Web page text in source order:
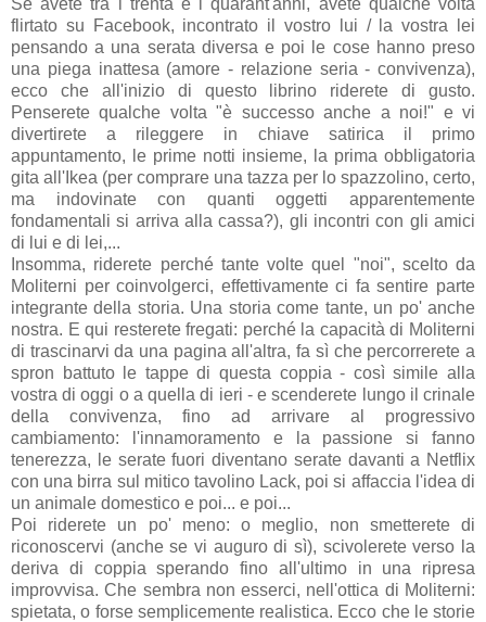
flirtato su Facebook, incontrato il vostro lui / la vostra lei
pensando a una serata diversa e poi le cose hanno preso
una piega inattesa (amore - relazione seria - convivenza),
ecco che all'inizio di questo librino riderete di gusto.
Penserete qualche volta "è successo anche a noi!" e vi
divertirete a rileggere in chiave satirica il primo
appuntamento, le prime notti insieme, la prima obbligatoria
gita all'Ikea (per comprare una tazza per lo spazzolino, certo,
ma indovinate con quanti oggetti apparentemente
fondamentali si arriva alla cassa?), gli incontri con gli amici
di lui e di lei,...
Insomma, riderete perché tante volte quel "noi", scelto da
Moliterni per coinvolgerci, effettivamente ci fa sentire parte
integrante della storia. Una storia come tante, un po' anche
nostra. E qui resterete fregati: perché la capacità di Moliterni
di trascinarvi da una pagina all'altra, fa sì che percorrerete a
spron battuto le tappe di questa coppia - così simile alla
vostra di oggi o a quella di ieri - e scenderete lungo il crinale
della convivenza, fino ad arrivare al progressivo
cambiamento: l'innamoramento e la passione si fanno
tenerezza, le serate fuori diventano serate davanti a Netflix
con una birra sul mitico tavolino Lack, poi si affaccia l'idea di
un animale domestico e poi... e poi...
Poi riderete un po' meno: o meglio, non smetterete di
riconoscervi (anche se vi auguro di sì), scivolerete verso la
deriva di coppia sperando fino all'ultimo in una ripresa
improvvisa. Che sembra non esserci, nell'ottica di Moliterni:
spietata, o forse semplicemente realistica. Ecco che le storie